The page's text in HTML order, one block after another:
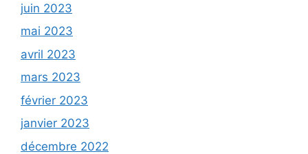
juin 2023
mai 2023
avril 2023
mars 2023
février 2023
janvier 2023
décembre 2022